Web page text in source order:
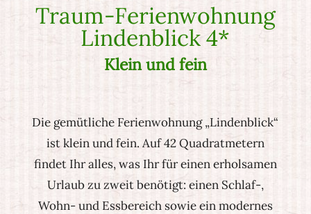
Traum-Ferienwohnung
Lindenblick 4*
Klein und fein
Die gemütliche Ferienwohnung „Lindenblick“
ist klein und fein. Auf 42 Quadratmetern
findet Ihr alles, was Ihr für einen erholsamen
Urlaub zu zweit benötigt: einen Schlaf-,
Wohn- und Essbereich sowie ein modernes